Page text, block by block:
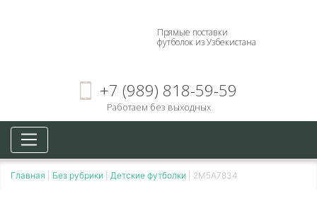
Прямые поставки
футболок из Узбекистана
+7 (989) 818-59-59
Работаем без выходных
Главная Без рубрики Детские футболки 2M5A7834